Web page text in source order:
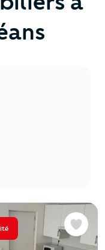
Favoris